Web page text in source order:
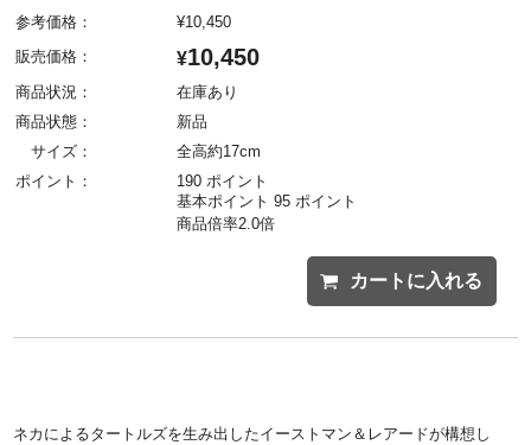
参考価格：
¥10,450
販売価格：
¥10,450
商品状況：
在庫あり
商品状態：
新品
サイズ：
全高約17cm
ポイント：
190 ポイント
基本ポイント 95 ポイント
商品倍率2.0倍
カートに入れる
ネカによるタートルズを生み出したイーストマン＆レアードが構想し